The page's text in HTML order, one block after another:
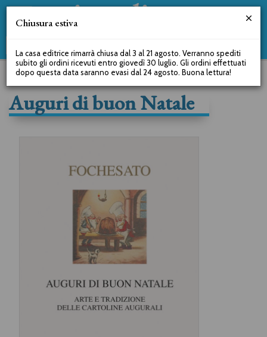
Auguri di buon Natale
Chiusura estiva
La casa editrice rimarrà chiusa dal 3 al 21 agosto. Verranno spediti
subito gli ordini ricevuti entro giovedì 30 luglio. Gli ordini effettuati
dopo questa data saranno evasi dal 24 agosto. Buona lettura!